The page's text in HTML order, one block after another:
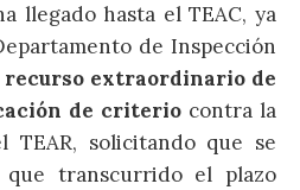
llegado hasta el TEAC, ya
de Inspección
recurso extraordinario de
de criterio contra la
TEAR, solicitando que se
transcurrido el plazo